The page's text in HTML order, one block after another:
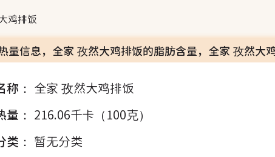
鸡排饭
量信息，全家 孜然大鸡排饭的脂肪含量，全家 孜然大
称： 全家 孜然大鸡排饭
量： 216.06千卡（100克）
类： 暂无分类